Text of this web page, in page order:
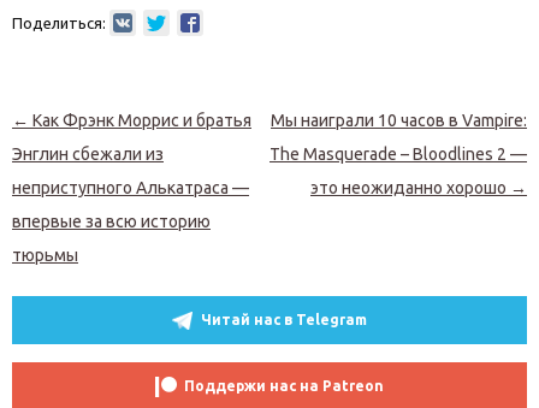
Поделиться:
Навигация по записям
← Как Фрэнк Моррис и братья
Энглин сбежали из
неприступного Алькатраса —
впервые за всю историю
тюрьмы
Мы наиграли 10 часов в Vampire:
The Masquerade – Bloodlines 2 —
это неожиданно хорошо →
Читай нас в Telegram
Поддержи нас на Patreon